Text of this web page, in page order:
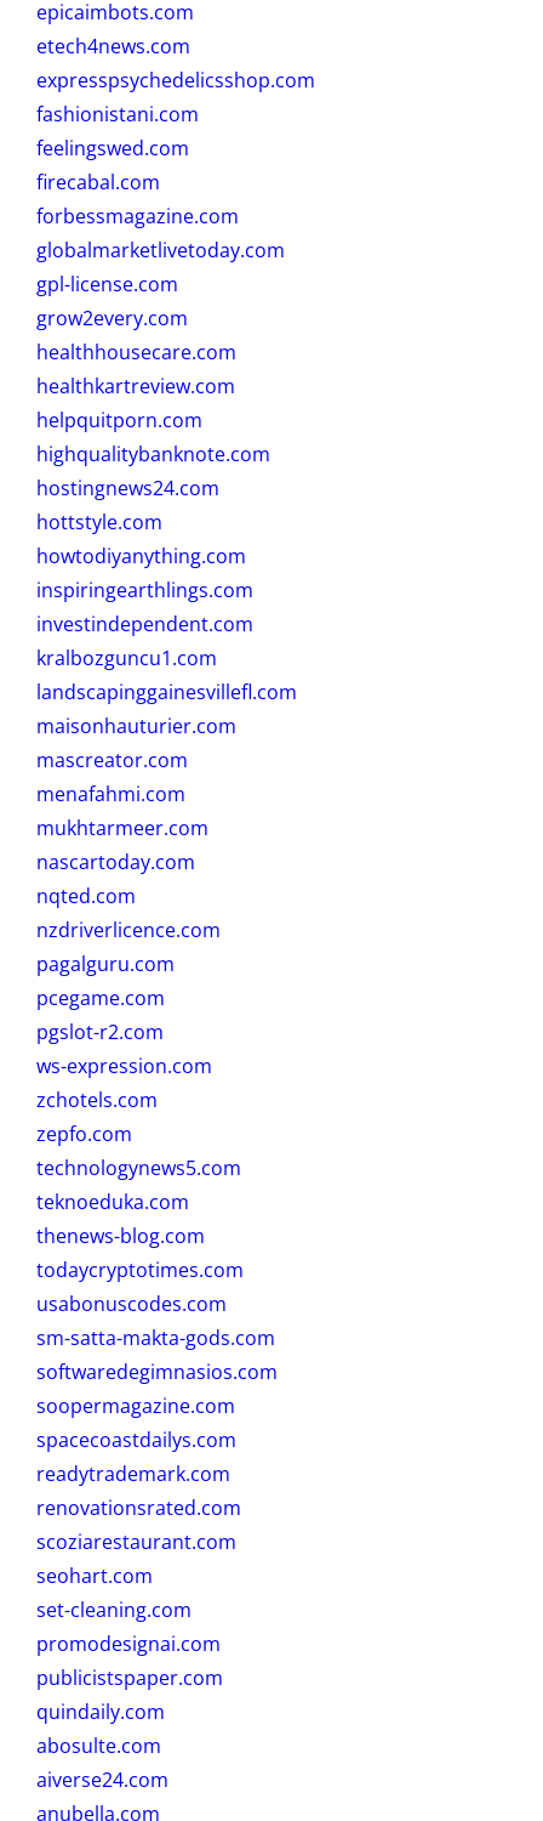
epicaimbots.com
etech4news.com
expresspsychedelicsshop.com
fashionistani.com
feelingswed.com
firecabal.com
forbessmagazine.com
globalmarketlivetoday.com
gpl-license.com
grow2every.com
healthhousecare.com
healthkartreview.com
helpquitporn.com
highqualitybanknote.com
hostingnews24.com
hottstyle.com
howtodiyanything.com
inspiringearthlings.com
investindependent.com
kralbozguncu1.com
landscapinggainesvillefl.com
maisonhauturier.com
mascreator.com
menafahmi.com
mukhtarmeer.com
nascartoday.com
nqted.com
nzdriverlicence.com
pagalguru.com
pcegame.com
pgslot-r2.com
ws-expression.com
zchotels.com
zepfo.com
technologynews5.com
teknoeduka.com
thenews-blog.com
todaycryptotimes.com
usabonuscodes.com
sm-satta-makta-gods.com
softwaredegimnasios.com
soopermagazine.com
spacecoastdailys.com
readytrademark.com
renovationsrated.com
scoziarestaurant.com
seohart.com
set-cleaning.com
promodesignai.com
publicistspaper.com
quindaily.com
abosulte.com
aiverse24.com
anubella.com